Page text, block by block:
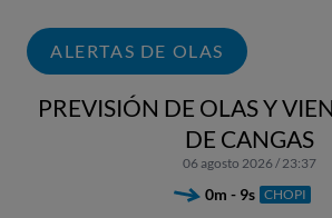
ALERTAS DE OLAS
PREVISIÓN DE OLAS Y
DE CANGAS
06 agosto 2026 / 23:37
0m - 9s CHOPI